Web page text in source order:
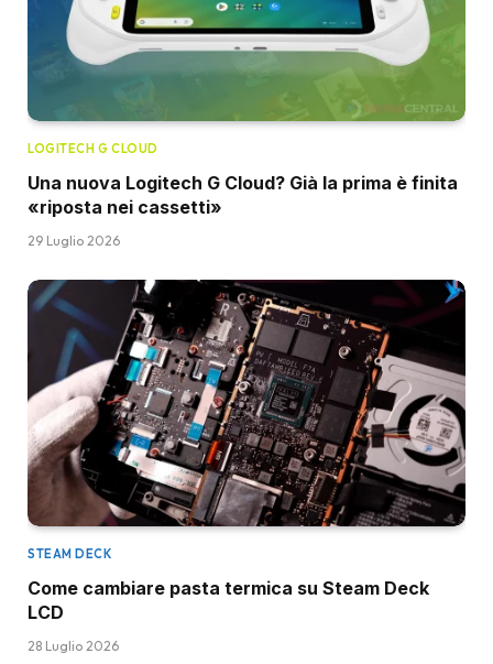
LOGITECH G CLOUD
Una nuova Logitech G Cloud? Già la prima è finita
«riposta nei cassetti»
29 Luglio 2026
STEAM DECK
Come cambiare pasta termica su Steam Deck
LCD
28 Luglio 2026